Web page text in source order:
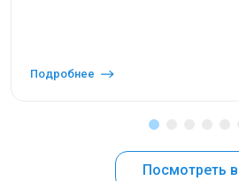
Подробнее
Посмотреть